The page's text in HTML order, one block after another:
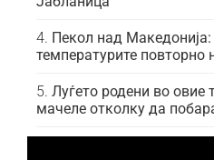
Пекол над
температурите повторно
Луѓето родени во овие
мачеле отколку да